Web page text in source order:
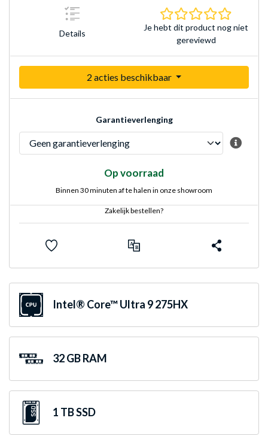
Details
Je hebt dit product nog niet
gereviewd
2 acties beschikbaar
Garantieverlenging
Op voorraad
Binnen 30 minuten af te halen in onze showroom
Zakelijk bestellen?
Intel® Core™ Ultra 9 275HX
32 GB RAM
1 TB SSD